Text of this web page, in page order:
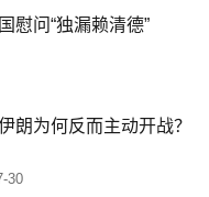
慰问“独漏赖清德”
朗为何反而主动开战？
30